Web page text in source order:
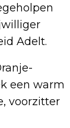
Adelt.
een warm
voorzitter